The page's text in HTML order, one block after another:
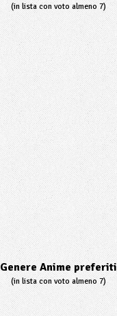
(in lista con voto almeno 7)
Genere Anime preferiti
(in lista con voto almeno 7)